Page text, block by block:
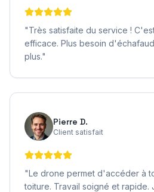
"Très satisfaite du service !
efficace. Plus besoin
plus."
Pierre D.
Client satisfait
"Le drone permet d'accéder à
toiture. Travail soigné et rapide.